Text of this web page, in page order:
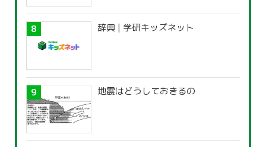
辞典 | 学研キッズネット
地震はどうしておきるの